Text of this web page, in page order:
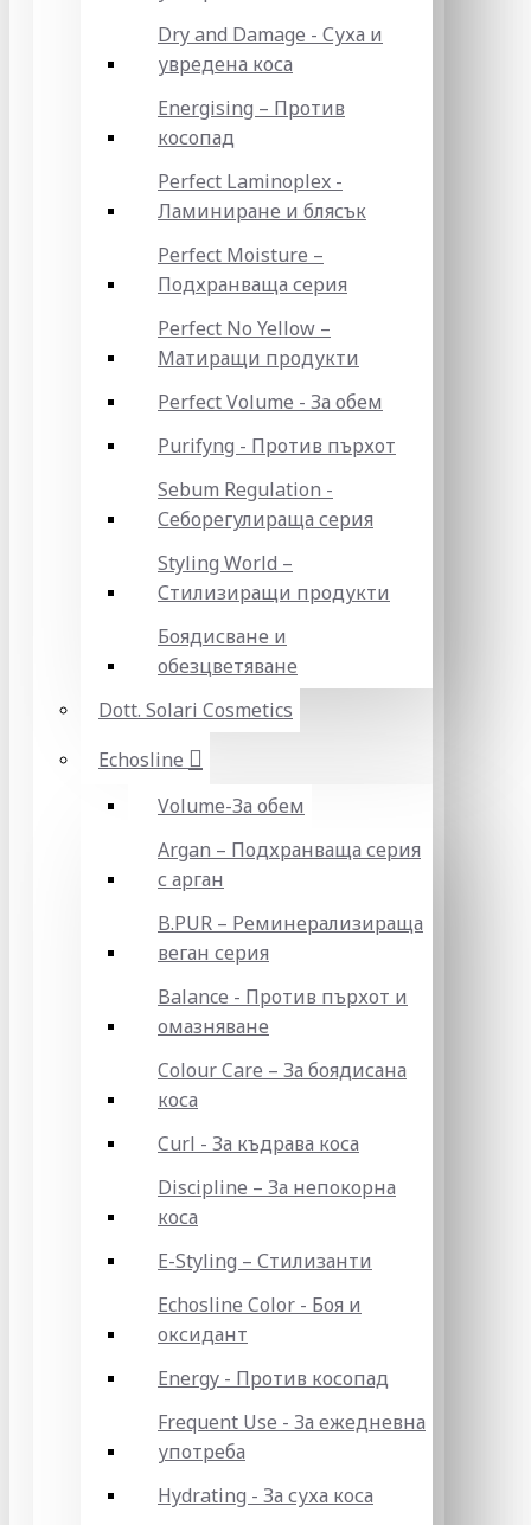
Dry and Damage - Суха и
увредена коса
Energising – Против
косопад
Perfect Laminoplex -
Ламиниране и блясък
Perfect Moisture –
Подхранваща серия
Perfect No Yellow –
Матиращи продукти
Perfect Volume - За обем
Purifyng - Против пърхот
Sebum Regulation -
Себорегулираща серия
Styling World –
Стилизиращи продукти
Боядисване и
обезцветяване
Dott. Solari Cosmetics
Echosline
Volume-За обем
Argan – Подхранваща серия
с арган
B.PUR – Реминерализираща
веган серия
Balance - Против пърхот и
омазняване
Colour Care – За боядисана
коса
Curl - За къдрава коса
Discipline – За непокорна
коса
E-Styling – Стилизанти
Echosline Color - Боя и
оксидант
Energy - Против косопад
Frequent Use - За ежедневна
употреба
Hydrating - За суха коса